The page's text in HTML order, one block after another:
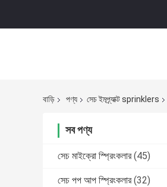
বাড়ি পণ্য সেচ ইমপ্র্যাক্ট sprinklers
সব পণ্য
সেচ মাইক্রো স্প্রিংকলার (45)
সেচ পপ আপ স্প্রিংকলার (32)